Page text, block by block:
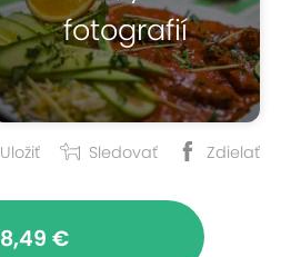
fotografií
Uložiť Sledovať Zdielať
8,49 €